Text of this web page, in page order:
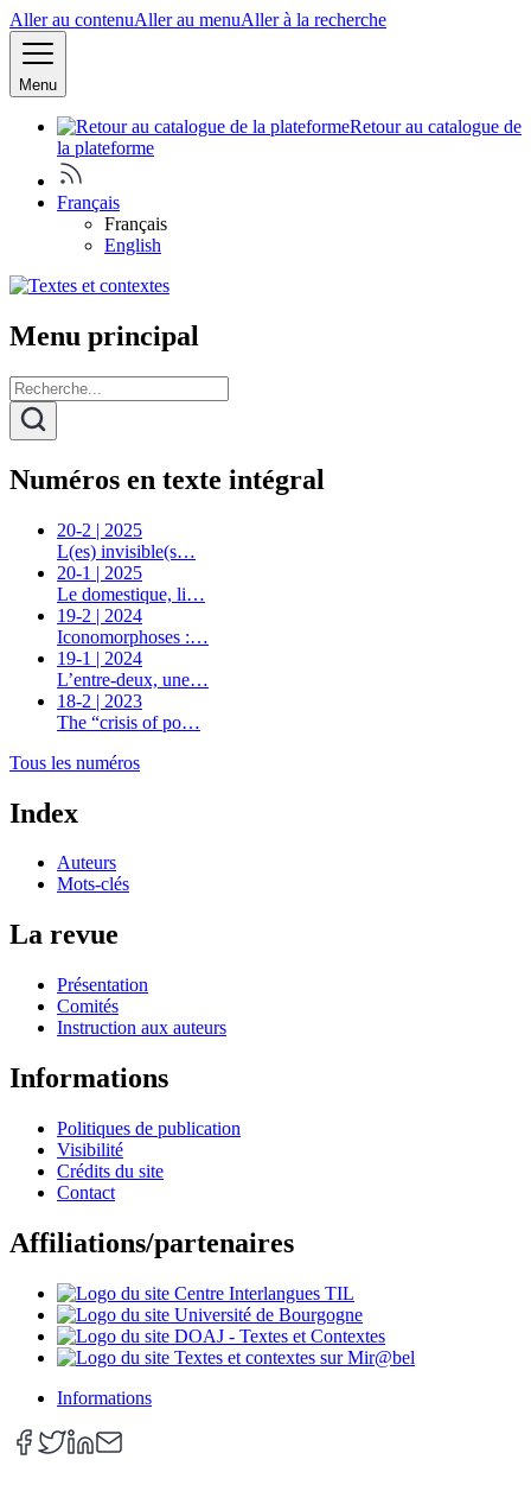
Aller au contenuAller au menuAller à la recherche
Menu
Retour au catalogue de
la plateforme
Français
Français
English
Menu principal
Numéros en texte intégral
20-2 | 2025
L(es) invisible(s…
20-1 | 2025
Le domestique, li…
19-2 | 2024
Iconomorphoses :…
19-1 | 2024
L’entre-deux, une…
18-2 | 2023
The “crisis of po…
Tous les numéros
Index
Auteurs
Mots-clés
La revue
Présentation
Comités
Instruction aux auteurs
Informations
Politiques de publication
Visibilité
Crédits du site
Contact
Affiliations/partenaires
Informations